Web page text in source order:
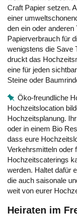
Craft Papier setzen.
einer
den ein oder anderen
Papierverbrauch für
wenigstens die Save
druckt das
eine für jeden
Steine oder
Öko-freundliche
Hochzeitslocation
Hochzeitsplanung.
oder in einem Bio
dass eure
Verkehrsmitteln oder
Hochzeitscaterings
werden. Haltet dafür
die auch saisonale
weit von eurer
Heiraten im